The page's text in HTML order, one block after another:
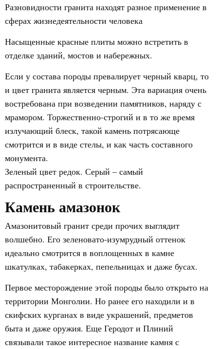
Разновидности гранита находят разное применение в
сферах жизнедеятельности человека
Насыщенные красные плиты можно встретить в
отделке зданий, мостов и набережных.
Если у состава породы превалирует черный кварц, то
и цвет гранита является черным. Эта вариация очень
востребована при возведении памятников, наряду с
мрамором. Торжественно-строгий и в то же время
излучающий блеск, такой камень потрясающе
смотрится и в виде стелы, и как часть составного
монумента.
Зеленый цвет редок. Серый – самый
распространенный в строительстве.
Камень амазонок
Амазонитовый гранит среди прочих выглядит
волшебно. Его зеленовато-изумрудный оттенок
идеально смотрится в воплощенных в камне
шкатулках, табакерках, пепельницах и даже бусах.
Первое месторождение этой породы было открыто на
территории Монголии. Но ранее его находили и в
скифских курганах в виде украшений, предметов
быта и даже оружия. Еще Геродот и Плиний
связывали такое интересное название камня с